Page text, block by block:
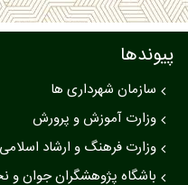
پیوندها
سازمان شهرداری ها
وزارت آموزش و پرورش
وزارت فرهنگ و ارشاد اسلامی
باشگاه پژوهشگران جوان و